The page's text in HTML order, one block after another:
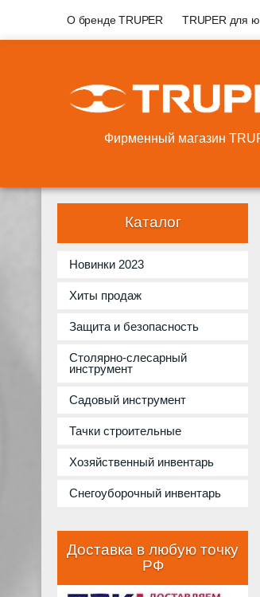
О бренде TRUPER TRUPER для
Фирменный магазин
Каталог
Новинки 2023
Хиты продаж
Защита и безопасность
Столярно-слесарный
инструмент
Садовый инструмент
Тачки строительные
Хозяйственный инвентарь
Снегоуборочный инвентарь
Доставка в любую точку
РФ